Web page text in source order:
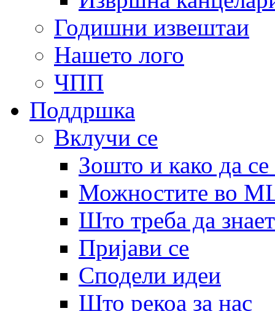
Годишни извештаи
Нашето лого
ЧПП
Поддршка
Вклучи се
Зошто и како да
Можностите во
Што треба да
Пријави се
Сподели идеи
Што рекоа за нас